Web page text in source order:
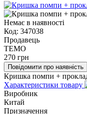
Немає в наявності
Код: 347038
Продавець
TEMO
270 грн
Повідомити про наявність
Кришка помпи +
Характеристики товару
Виробник
Китай
Призначення